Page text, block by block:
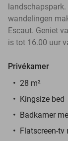
wandelingen
Escaut. Geniet
is tot 16.00 uur
Privékamer
28 m²
Kingsize bed
Badkamer
Flatscreen-tv